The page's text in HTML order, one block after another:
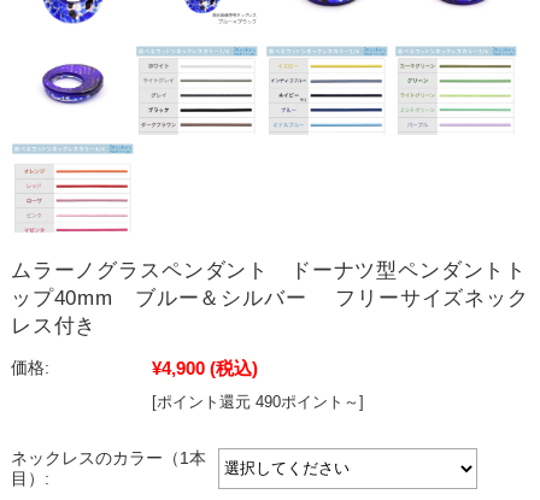
ムラーノグラスペンダント ドーナツ型ペンダントト
ップ40mm ブルー＆シルバー フリーサイズネック
レス付き
価格: ¥4,900 (税込)
[ポイント還元 490ポイント～]
ネックレスのカラー（1本
目）: